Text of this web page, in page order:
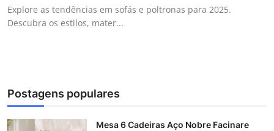
Explore as tendências em sofás e poltronas para 2025.
Descubra os estilos, mater...
Postagens populares
Mesa 6 Cadeiras Aço Nobre Facinare